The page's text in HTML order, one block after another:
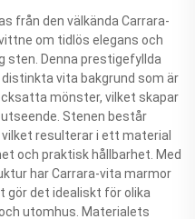
från den välkända Carrara-
om tidlös elegans och
sten. Denna prestigefyllda
vita bakgrund som är
mönster, vilket skapar
Stenen består
resulterar i ett material
och praktisk hållbarhet. Med
har Carrara-vita marmor
gör det idealiskt för olika
utomhus. Materialets